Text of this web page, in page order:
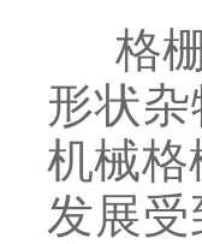
格栅
形状
机械格
发展